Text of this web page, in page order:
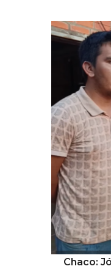
Chaco: